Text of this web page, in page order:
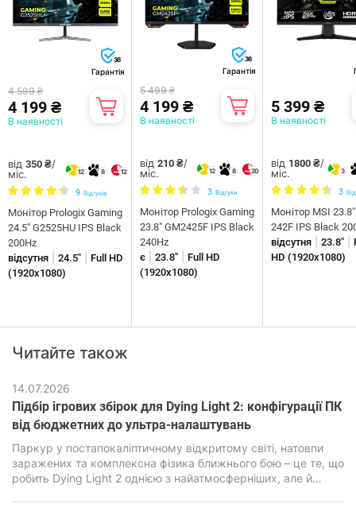
36
Гарантія
4 599 ₴
4 199 ₴
В наявності
від 350 ₴/
міс.
12 8 12
9 Відгуків
Монітор Prologix Gaming
24.5" G2525HU IPS Black
200Hz
відсутня
24.5"
Full HD
(1920x1080)
36
Гарантія
5 499 ₴
4 199 ₴
В наявності
від 210 ₴/
міс.
12 8 20
3 Відгуки
Монітор Prologix Gaming
23.8" GM2425F IPS Black
240Hz
є
23.8"
Full HD
(1920x1080)
5 399 ₴
В наявності
від 1800 ₴/
міс.
3
3
Монітор MSI
242F IPS Black
відсутня
23.8"
HD (1920x1080)
Читайте також
14.07.2026
Підбір ігрових збірок для Dying Light 2: конфігурації ПК
від бюджетних до ультра-налаштувань
Паркур у постапокаліптичному відкритому світі, натовпи
заражених та комплексна фізика ближнього бою – це те, що
робить Dying Light 2 однією з найатмосферніших, але й